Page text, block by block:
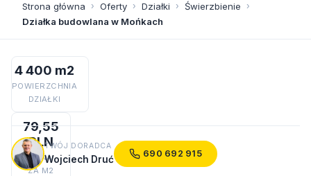
Strona główna › Oferty › Działki › Świerzbienie ›
Działka budowlana w Mońkach
4 400 m2
POWIERZCHNIA
DZIAŁKI
79,55
PLN
CENA
ZA M2
TWÓJ DORADCA
Wojciech Druć 690 692 915